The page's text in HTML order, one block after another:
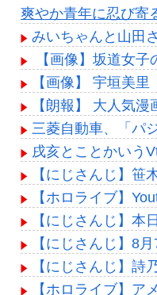
爽やか青年に忍び寄
みいちゃんと山田
【画像】坂道女
【画像】 宇垣美
【朗報】 大人気
三菱自動車、「パ
戌亥とことかいう
【にじさんじ】笹
【ホロライブ】
【にじさんじ】本
【にじさんじ】8
【にじさんじ】詩
【ホロライブ】